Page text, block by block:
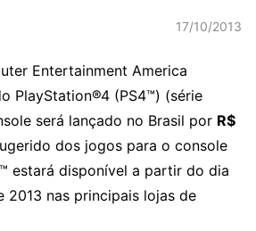
17/10/2013
Entertainment America
PlayStation®4 (PS4™) (série
será lançado no Brasil por R$
dos jogos para o console
estará disponível a partir do dia
2013 nas principais lojas de